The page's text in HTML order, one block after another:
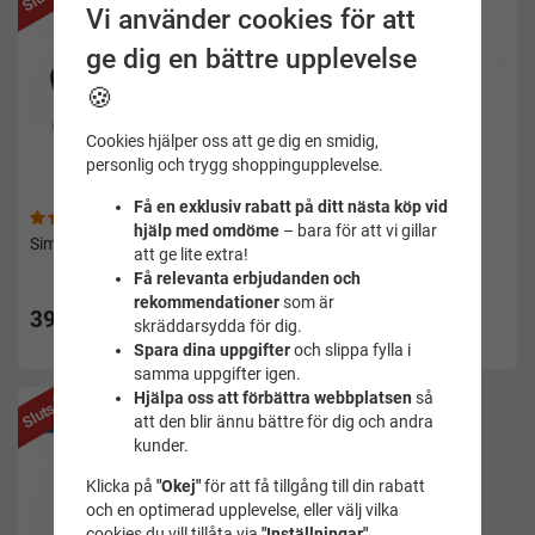
Triathlon och tävlingar: Många triathleter använder
simbojar under träning för att simulera
tävlingsförhållanden och öka sin säkerhet.
Rekreationssimning
synlighet.
Långdistanssimning: Vid längre simpass i öppet vatten
är det en stor fördel att kunna vila mot bojen vid behov.
Våra simbojar – kvalitet och funktion
Simbutiken.seerbjuder visimbojar för öppet vatten
storlekar och modeller. Våra simbojar är tillverkade av
slitstarka och vattentåliga material som klarar av krävande
förhållanden. De är lätta att blåsa upp och tömma, vilket gör
dem enkla att transportera och förvara. Välj mellan bojar med
vattentäta fack eller mer minimalistiska modeller som
fokuserar på synlighet och säkerhet.
För att din simbojska hålla länge är det viktigt att sköta om
(4)
Simboj Hydra orange - Seac
395 kr
(47)
Simboj med förvaringsdel
395 kr
Pris i andra butiker 449 kr
Slutsåld
Vi använder cookies för att
ge dig en bättre upplevelse
🍪
Cookies hjälper oss att ge dig en smidig,
personlig och trygg shoppingupplevelse.
Få en exklusiv rabatt på ditt nästa köp vid
hjälp med omdöme– bara för att vi gillar
att ge lite extra!
Få relevanta erbjudanden och
rekommendationersom är
skräddarsydda för dig.
Spara dina uppgifteroch slippa fylla i
samma uppgifter igen.
Hjälpa oss att förbättra webbplatsen så
att den blir ännu bättre för dig och andra
kunder.
Klicka på "Okej"för att få tillgång till din rabatt
och en optimerad upplevelse, eller välj vilka